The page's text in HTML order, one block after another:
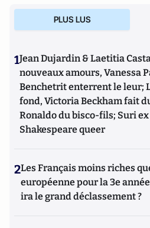
PLUS LUS
1Jean Dujardin & Laetitia
nouveaux amours, Vanessa
Benchetrit enterrent le leur;
fond, Victoria Beckham fait
Ronaldo du bisco-fils; Suri
Shakespeare queer
2Les Français moins riches
européenne pour la 3e
ira le grand déclassement ?